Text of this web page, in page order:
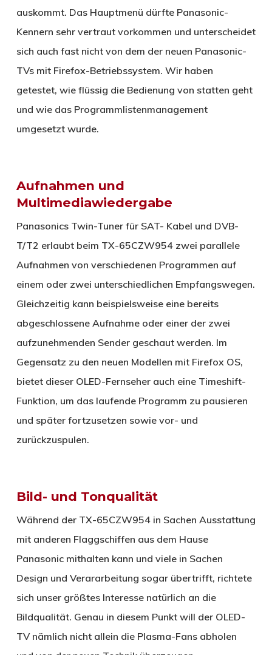
auskommt. Das Hauptmenü dürfte Panasonic-
Kennern sehr vertraut vorkommen und unterscheidet
sich auch fast nicht von dem der neuen Panasonic-
TVs mit Firefox-Betriebssystem. Wir haben
getestet, wie flüssig die Bedienung von statten geht
und wie das Programmlistenmanagement
umgesetzt wurde.
Aufnahmen und
Multimediawiedergabe
Panasonics Twin-Tuner für SAT- Kabel und DVB-
T/T2 erlaubt beim TX-65CZW954 zwei parallele
Aufnahmen von verschiedenen Programmen auf
einem oder zwei unterschiedlichen Empfangswegen.
Gleichzeitig kann beispielsweise eine bereits
abgeschlossene Aufnahme oder einer der zwei
aufzunehmenden Sender geschaut werden. Im
Gegensatz zu den neuen Modellen mit Firefox OS,
bietet dieser OLED-Fernseher auch eine Timeshift-
Funktion, um das laufende Programm zu pausieren
und später fortzusetzen sowie vor- und
zurückzuspulen.
Bild- und Tonqualität
Während der TX-65CZW954 in Sachen Ausstattung
mit anderen Flaggschiffen aus dem Hause
Panasonic mithalten kann und viele in Sachen
Design und Verararbeitung sogar übertrifft, richtete
sich unser größtes Interesse natürlich an die
Bildqualität. Genau in diesem Punkt will der OLED-
TV nämlich nicht allein die Plasma-Fans abholen